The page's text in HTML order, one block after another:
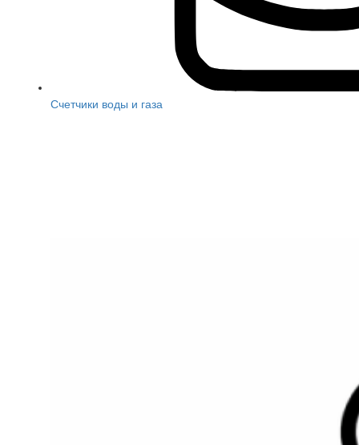
Счетчики воды и газа